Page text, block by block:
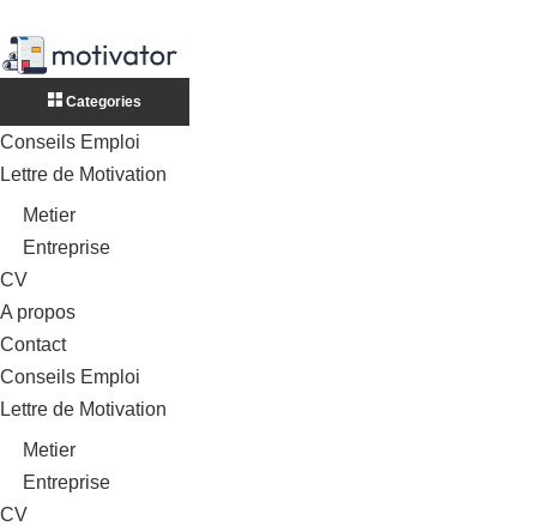
Categories
Conseils Emploi
Lettre de Motivation
Metier
Entreprise
CV
A propos
Contact
Conseils Emploi
Lettre de Motivation
Metier
Entreprise
CV